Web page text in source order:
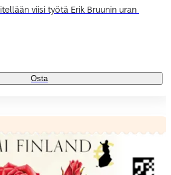
viisi työtä Erik Bruunin uran
Osta